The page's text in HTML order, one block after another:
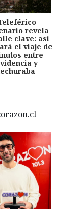
revela
clave: así
el viaje de
entre
y